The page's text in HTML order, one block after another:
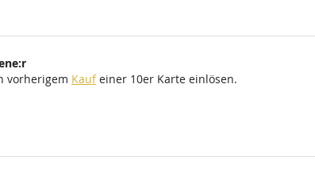
vorherigem Kaufeiner 10er Karte einlösen.